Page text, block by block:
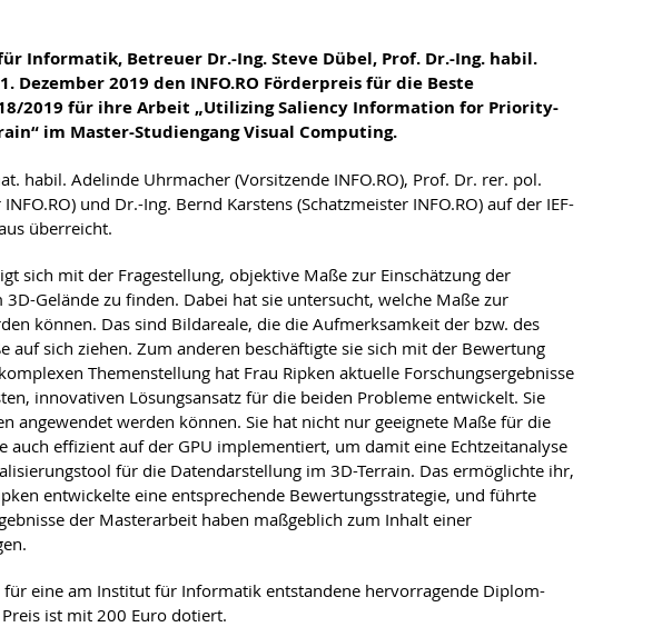
Informatik, Betreuer Dr.-Ing. Steve Dübel, Prof. Dr.-Ing. habil.
Dezember 2019 den INFO.RO Förderpreis für die Beste
2019 für ihre Arbeit „Utilizing Saliency Information for Priority-
im Master-Studiengang Visual Computing.
habil. Adelinde Uhrmacher (Vorsitzende INFO.RO), Prof. Dr. rer. pol.
und Dr.-Ing. Bernd Karstens (Schatzmeister INFO.RO) auf der IEF-
überreicht.
sich mit der Fragestellung, objektive Maße zur Einschätzung der
Gelände zu finden. Dabei hat sie untersucht, welche Maße zur
können. Das sind Bildareale, die die Aufmerksamkeit der bzw. des
auf sich ziehen. Zum anderen beschäftigte sie sich mit der Bewertung
Themenstellung hat Frau Ripken aktuelle Forschungsergebnisse
innovativen Lösungsansatz für die beiden Probleme entwickelt. Sie
angewendet werden können. Sie hat nicht nur geeignete Maße für die
effizient auf der GPU implementiert, um damit eine Echtzeitanalyse
für die Datendarstellung im 3D-Terrain. Das ermöglichte ihr,
entwickelte eine entsprechende Bewertungsstrategie, und führte
der Masterarbeit haben maßgeblich zum Inhalt einer
für eine am Institut für Informatik entstandene hervorragende Diplom-
ist mit 200 Euro dotiert.